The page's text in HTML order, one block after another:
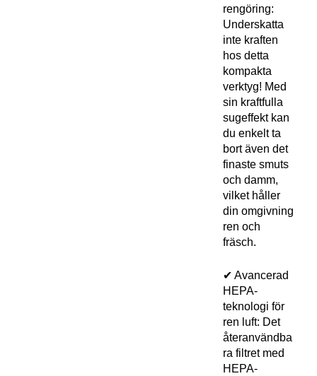
rengöring:
Underskatta
inte kraften
hos detta
kompakta
verktyg! Med
sin kraftfulla
sugeffekt kan
du enkelt ta
bort även det
finaste smuts
och damm,
vilket håller
din omgivning
ren och
fräsch.
✔ Avancerad
HEPA-
teknologi för
ren luft: Det
återanvändba
ra filtret med
HEPA-